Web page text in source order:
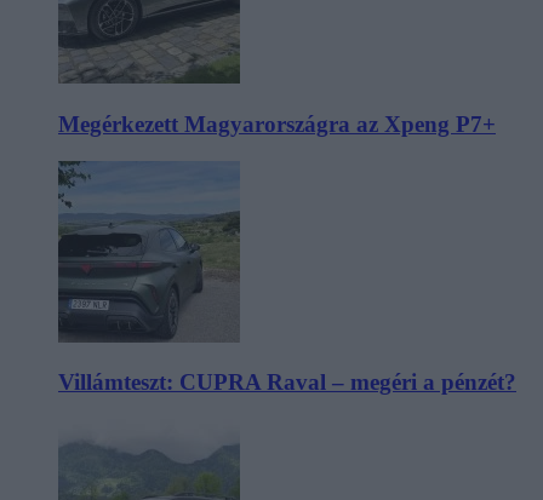
Megérkezett Magyarországra az Xpeng P7+
Villámteszt: CUPRA Raval – megéri a pénzét?